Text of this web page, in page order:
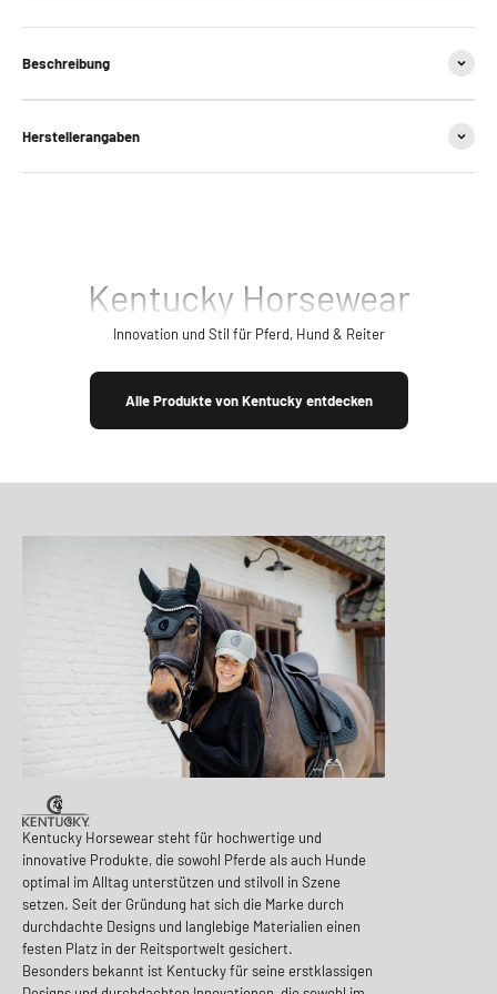
Beschreibung
Herstellerangaben
Kentucky Horsewear
Innovation und Stil für Pferd, Hund & Reiter
Alle Produkte von Kentucky entdecken
Kentucky Horsewear steht für hochwertige und
innovative Produkte, die sowohl Pferde als auch Hunde
optimal im Alltag unterstützen und stilvoll in Szene
setzen. Seit der Gründung hat sich die Marke durch
durchdachte Designs und langlebige Materialien einen
festen Platz in der Reitsportwelt gesichert.
Besonders bekannt ist Kentucky für seine erstklassigen